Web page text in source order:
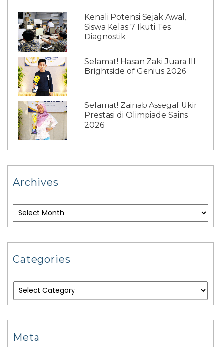
Kenali Potensi Sejak Awal,
Siswa Kelas 7 Ikuti Tes
Diagnostik
Selamat! Hasan Zaki Juara III
Brightside of Genius 2026
Selamat! Zainab Assegaf Ukir
Prestasi di Olimpiade Sains
2026
Archives
Categories
Meta